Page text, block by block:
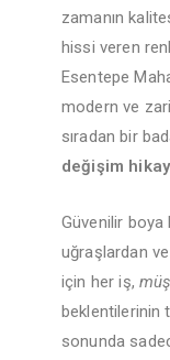
zamanın
hissi veren
Esentepe
modern ve
sıradan bir
değişim
Güvenilir
uğraşlardan
için her iş,
beklentilerinin
sonunda